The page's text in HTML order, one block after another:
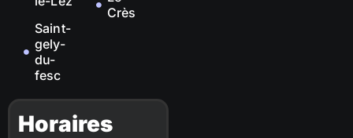
Saint-
gely-
du-
fesc
Crès
Horaires